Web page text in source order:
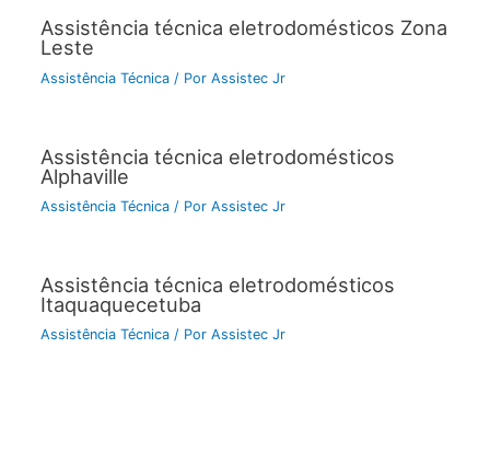
Assistência técnica eletrodomésticos Zona
Leste
Assistência Técnica/ Por Assistec Jr
Assistência técnica eletrodomésticos
Alphaville
Assistência Técnica/ Por Assistec Jr
Assistência técnica eletrodomésticos
Itaquaquecetuba
Assistência Técnica/ Por Assistec Jr